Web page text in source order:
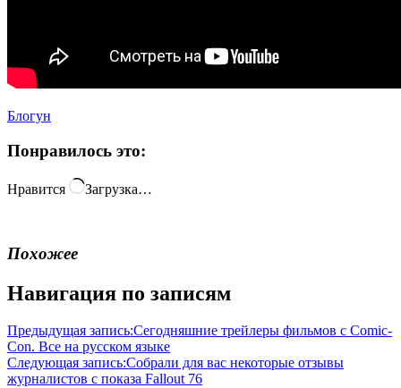
Блогун
Понравилось это:
Нравится Загрузка…
Похожее
Навигация по записям
Предыдущая запись:Сегодняшние трейлеры фильмов с Comic-
Con. Все на русском языке
Следующая запись:Собрали для вас некоторые отзывы
журналистов с показа Fallout 76